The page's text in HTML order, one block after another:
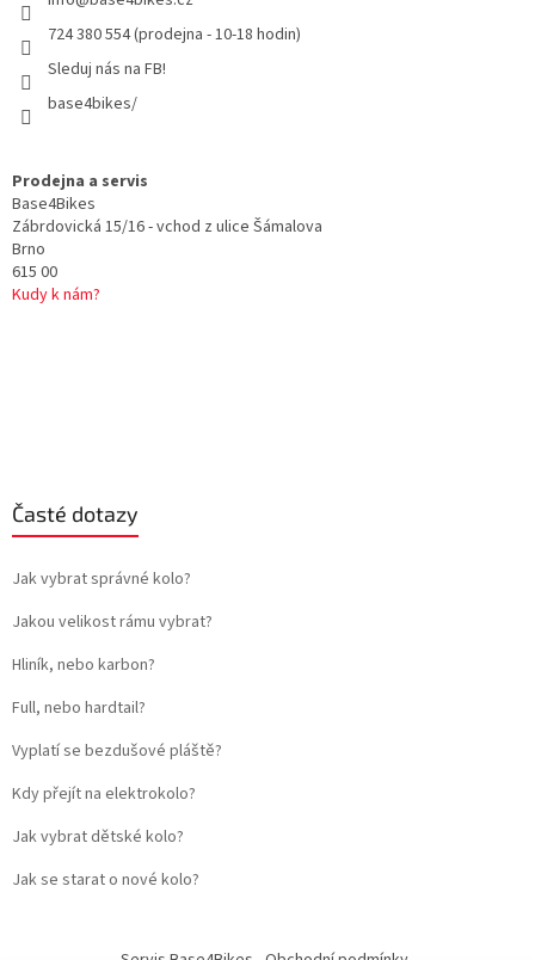
724 380 554 (prodejna - 10-18 hodin)
Sleduj nás na FB!
base4bikes/
Prodejna a servis
Base4Bikes
Zábrdovická 15/16 - vchod z ulice Šámalova
Brno
615 00
Kudy k nám?
Časté dotazy
Jak vybrat správné kolo?
Jakou velikost rámu vybrat?
Hliník, nebo karbon?
Full, nebo hardtail?
Vyplatí se bezdušové pláště?
Kdy přejít na elektrokolo?
Jak vybrat dětské kolo?
Jak se starat o nové kolo?